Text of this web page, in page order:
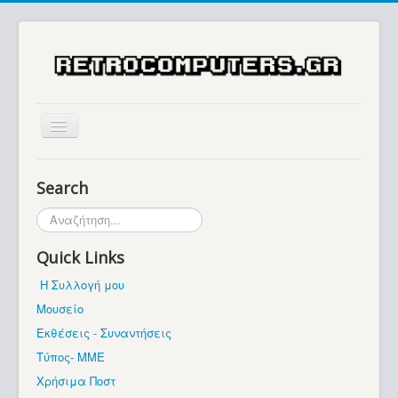
Μουσείο
Search
Αναζήτηση...
Quick Links
Η Συλλογή μου
Μουσείο
Εκθέσεις - Συναντήσεις
Τύπος- ΜΜΕ
Χρήσιμα Ποστ